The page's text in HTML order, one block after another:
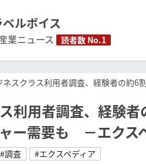
ベルボイス
業ニュース 読者数 No.1
ネスクラス利用者調査、経験者の約
利用者調査、経験
ー需要も －エクス
#調査 #エクスペディア